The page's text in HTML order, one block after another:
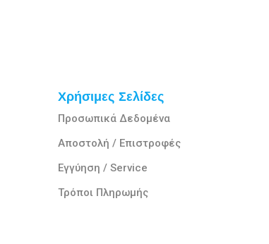
Χρήσιμες Σελίδες
Προσωπικά Δεδομένα
Αποστολή / Επιστροφές
Εγγύηση / Service
Τρόποι Πληρωμής